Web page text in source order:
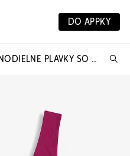
DO APPKY
ĽAHKO SŤAHOVACIE JEDNODIELNE PLAVKY SO ŠIROKÝMI RAMIENKAMI